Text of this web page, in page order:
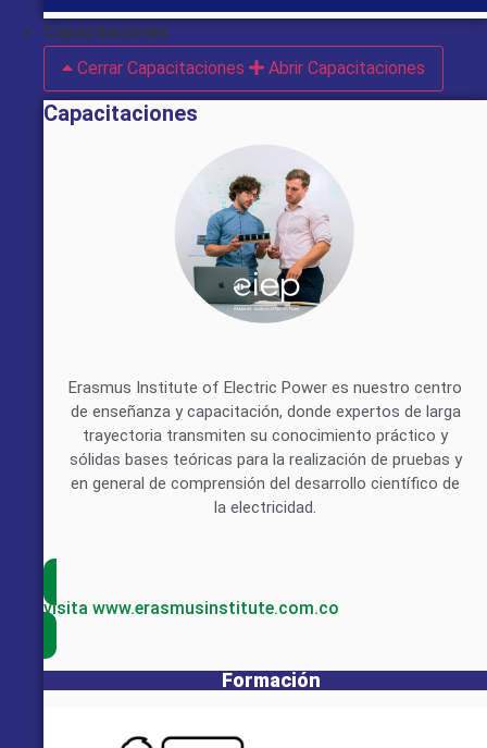
Capacitaciones
Cerrar Capacitaciones
Abrir Capacitaciones
Capacitaciones
Erasmus Institute of Electric Power es nuestro centro
de enseñanza y capacitación, donde expertos de larga
trayectoria transmiten su conocimiento práctico y
sólidas bases teóricas para la realización de pruebas y
en general de comprensión del desarrollo científico de
la electricidad.
visita www.erasmusinstitute.com.co
Formación